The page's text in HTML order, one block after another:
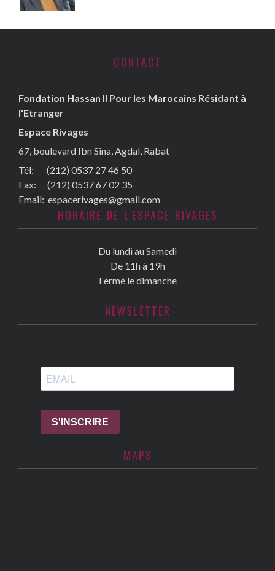
CONTACT
Fondation Hassan II Pour les Marocains Résidant à
l'Etranger
Espace Rivages
67, boulevard Ibn Sina, Agdal, Rabat
Tél: (212) 0537 27 46 50
Fax: (212) 0537 67 02 35
Email: espacerivages@gmail.com
HORAIRE DE L'ESPACE RIVAGES
Du lundi au Samedi
De 11h à 19h
Fermé le dimanche
NEWSLETTER
MAPS